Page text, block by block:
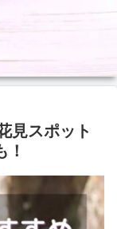
見スポット